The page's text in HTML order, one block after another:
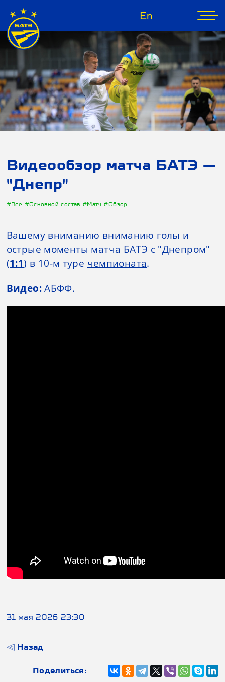
En
Видеообзор матча БАТЭ —
"Днепр"
#Все #Основной состав#Матч#Обзор
Вашему вниманию вниманию голы и
острые моменты матча БАТЭ с "Днепром"
(1:1) в 10-м туре чемпионата.
Видео:АБФФ.
31 мая 2026 23:30
Назад
Поделиться: